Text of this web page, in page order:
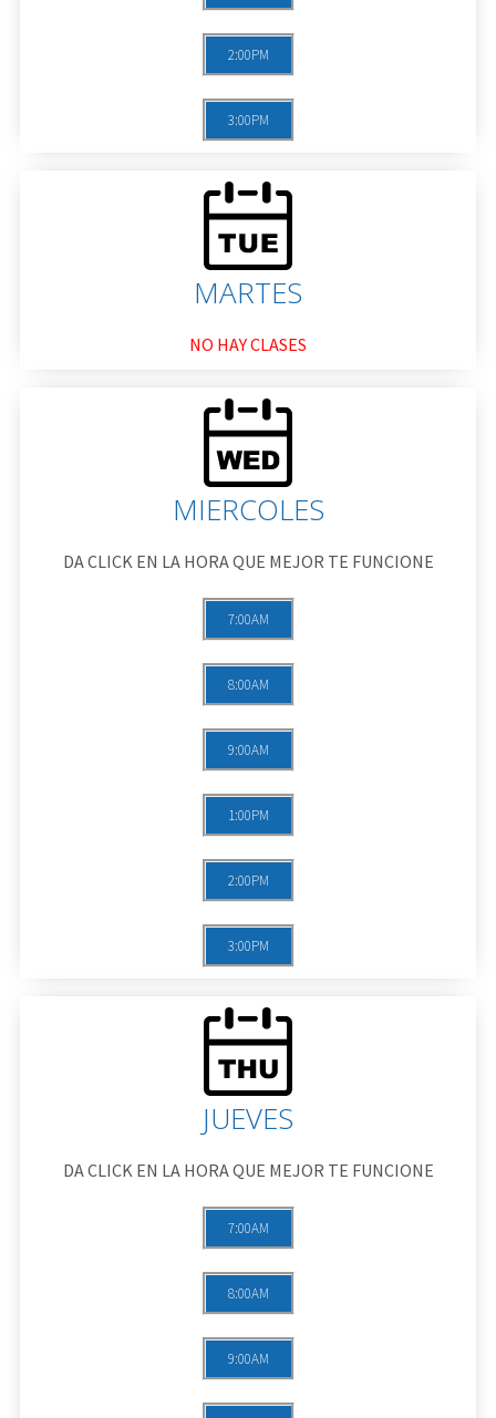
2:00PM
3:00PM
MARTES
NO HAY CLASES
MIERCOLES
DA CLICK EN LA HORA QUE MEJOR TE FUNCIONE
7:00AM
8:00AM
9:00AM
1:00PM
2:00PM
3:00PM
JUEVES
DA CLICK EN LA HORA QUE MEJOR TE FUNCIONE
7:00AM
8:00AM
9:00AM